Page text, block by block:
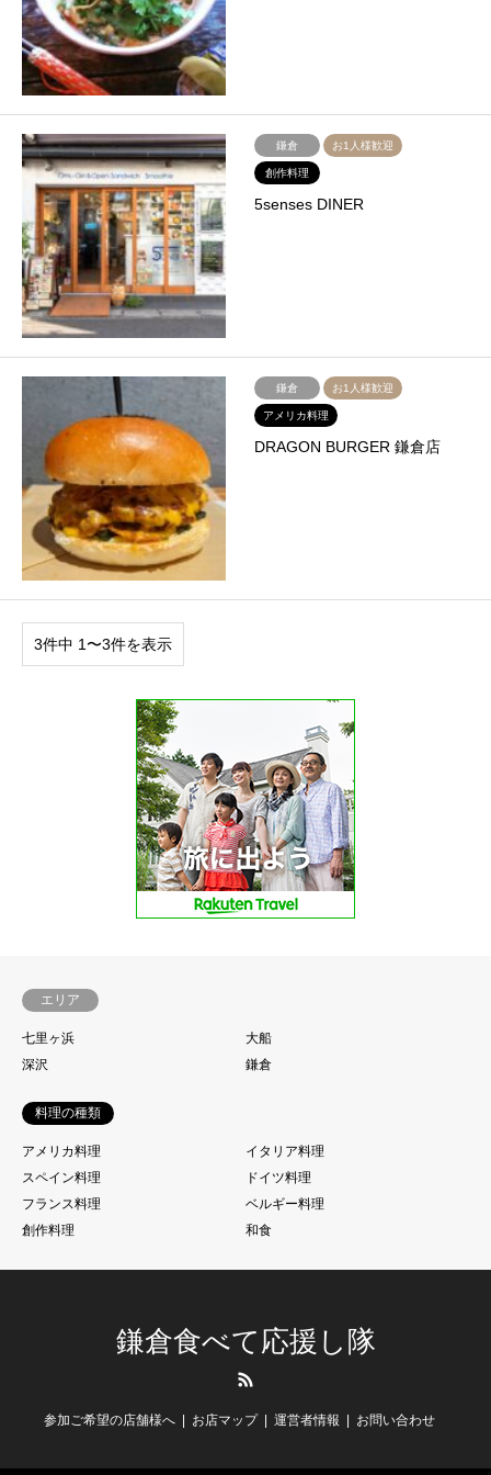
鎌倉 お1人様歓迎
創作料理
5senses DINER
鎌倉 お1人様歓迎
アメリカ料理
DRAGON BURGER 鎌倉店
3件中 1〜3件を表示
エリア
七里ヶ浜
大船
深沢
鎌倉
料理の種類
アメリカ料理
イタリア料理
スペイン料理
ドイツ料理
フランス料理
ベルギー料理
創作料理
和食
鎌倉食べて応援し隊
参加ご希望の店舗様へ お店マップ 運営者情報 お問い合わせ